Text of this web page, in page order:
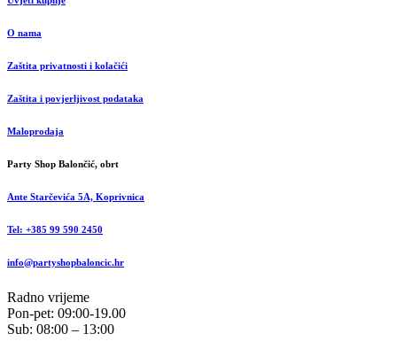
O nama
Zaštita privatnosti i kolačići
Zaštita i povjerljivost podataka
Maloprodaja
Party Shop Balončić, obrt
Ante Starčevića 5A, Koprivnica
Tel: +385 99 590 2450
info@partyshopbaloncic.hr
Radno vrijeme
Pon-pet: 09:00-19.00
Sub: 08:00 – 13:00